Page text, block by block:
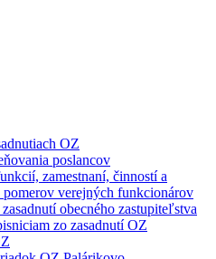
OZ
poslancov
zamestnaní, činností a
verejných funkcionárov
obecného zastupiteľstva
zo zasadnutí OZ